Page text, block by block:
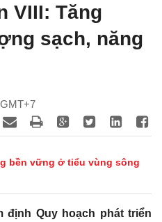
VIII: Tăng
sạch, năng
bền vững ở tiểu vùng sông
định Quy hoạch phát triển